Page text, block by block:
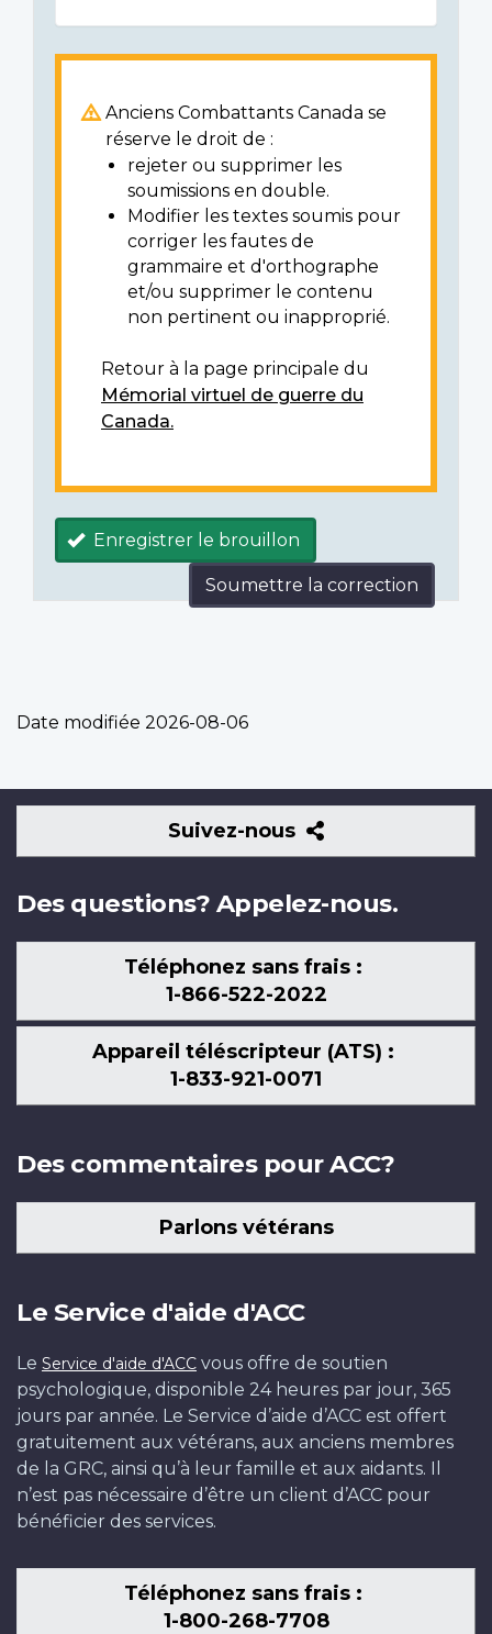
Anciens Combattants Canada se
réserve le droit de :
rejeter ou supprimer les
soumissions en double.
Modifier les textes soumis pour
corriger les fautes de
grammaire et d'orthographe
et/ou supprimer le contenu
non pertinent ou inapproprié.
Retour à la page principale du
Mémorial virtuel de guerre du
Canada.
Enregistrer le brouillon
Soumettre la correction
Date modifiée 2026-08-06
Suivez-nous
Suivez-
nous
Des questions? Appelez-nous.
Téléphonez sans frais :
1-866-522-2022
Appareil téléscripteur (ATS) :
1-833-921-0071
Des commentaires pour ACC?
Parlons vétérans
Le Service d'aide d'ACC
Le Service d'aide d'ACC vous offre de soutien
psychologique, disponible 24 heures par jour, 365
jours par année. Le Service d’aide d’ACC est offert
gratuitement aux vétérans, aux anciens membres
de la GRC, ainsi qu’à leur famille et aux aidants. Il
n’est pas nécessaire d’être un client d’ACC pour
bénéficier des services.
Téléphonez sans frais :
1-800-268-7708